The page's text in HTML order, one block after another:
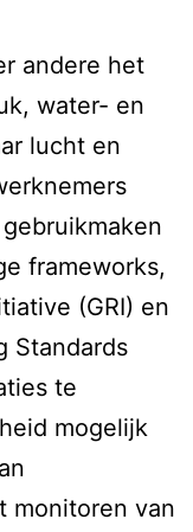
andere het
water- en
lucht en
frameworks,
(GRI) en
Standards
te
mogelijk
monitoren van